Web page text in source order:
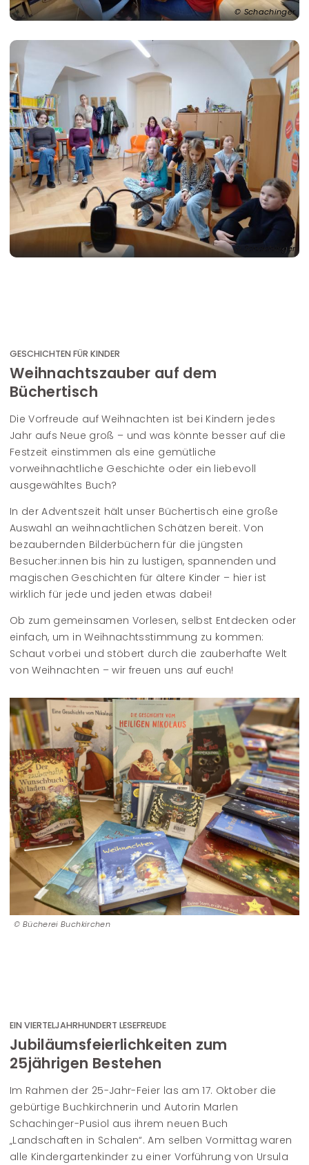
Schachinger
Schachinger
GESCHICHTEN FÜR KINDER
Weihnachtszauber auf dem
Büchertisch
Die Vorfreude auf Weihnachten ist bei Kindern jedes
Jahr aufs Neue groß – und was könnte besser auf die
Festzeit einstimmen als eine gemütliche
vorweihnachtliche Geschichte oder ein liebevoll
ausgewähltes Buch?
In der Adventszeit hält unser Büchertisch eine große
Auswahl an weihnachtlichen Schätzen bereit. Von
bezaubernden Bilderbüchern für die jüngsten
Besucher:innen bis hin zu lustigen, spannenden und
magischen Geschichten für ältere Kinder – hier ist
wirklich für jede und jeden etwas dabei!
Ob zum gemeinsamen Vorlesen, selbst Entdecken oder
einfach, um in Weihnachtsstimmung zu kommen:
Schaut vorbei und stöbert durch die zauberhafte Welt
von Weihnachten – wir freuen uns auf euch!
Bücherei Buchkirchen
EIN VIERTELJAHRHUNDERT LESEFREUDE
Jubiläumsfeierlichkeiten zum
25jährigen Bestehen
Im Rahmen der 25-Jahr-Feier las am 17. Oktober die
gebürtige Buchkirchnerin und Autorin Marlen
Schachinger-Pusiol aus ihrem neuen Buch
„Landschaften in Schalen“. Am selben Vormittag waren
alle Kindergartenkinder zu einer Vorführung von Ursula